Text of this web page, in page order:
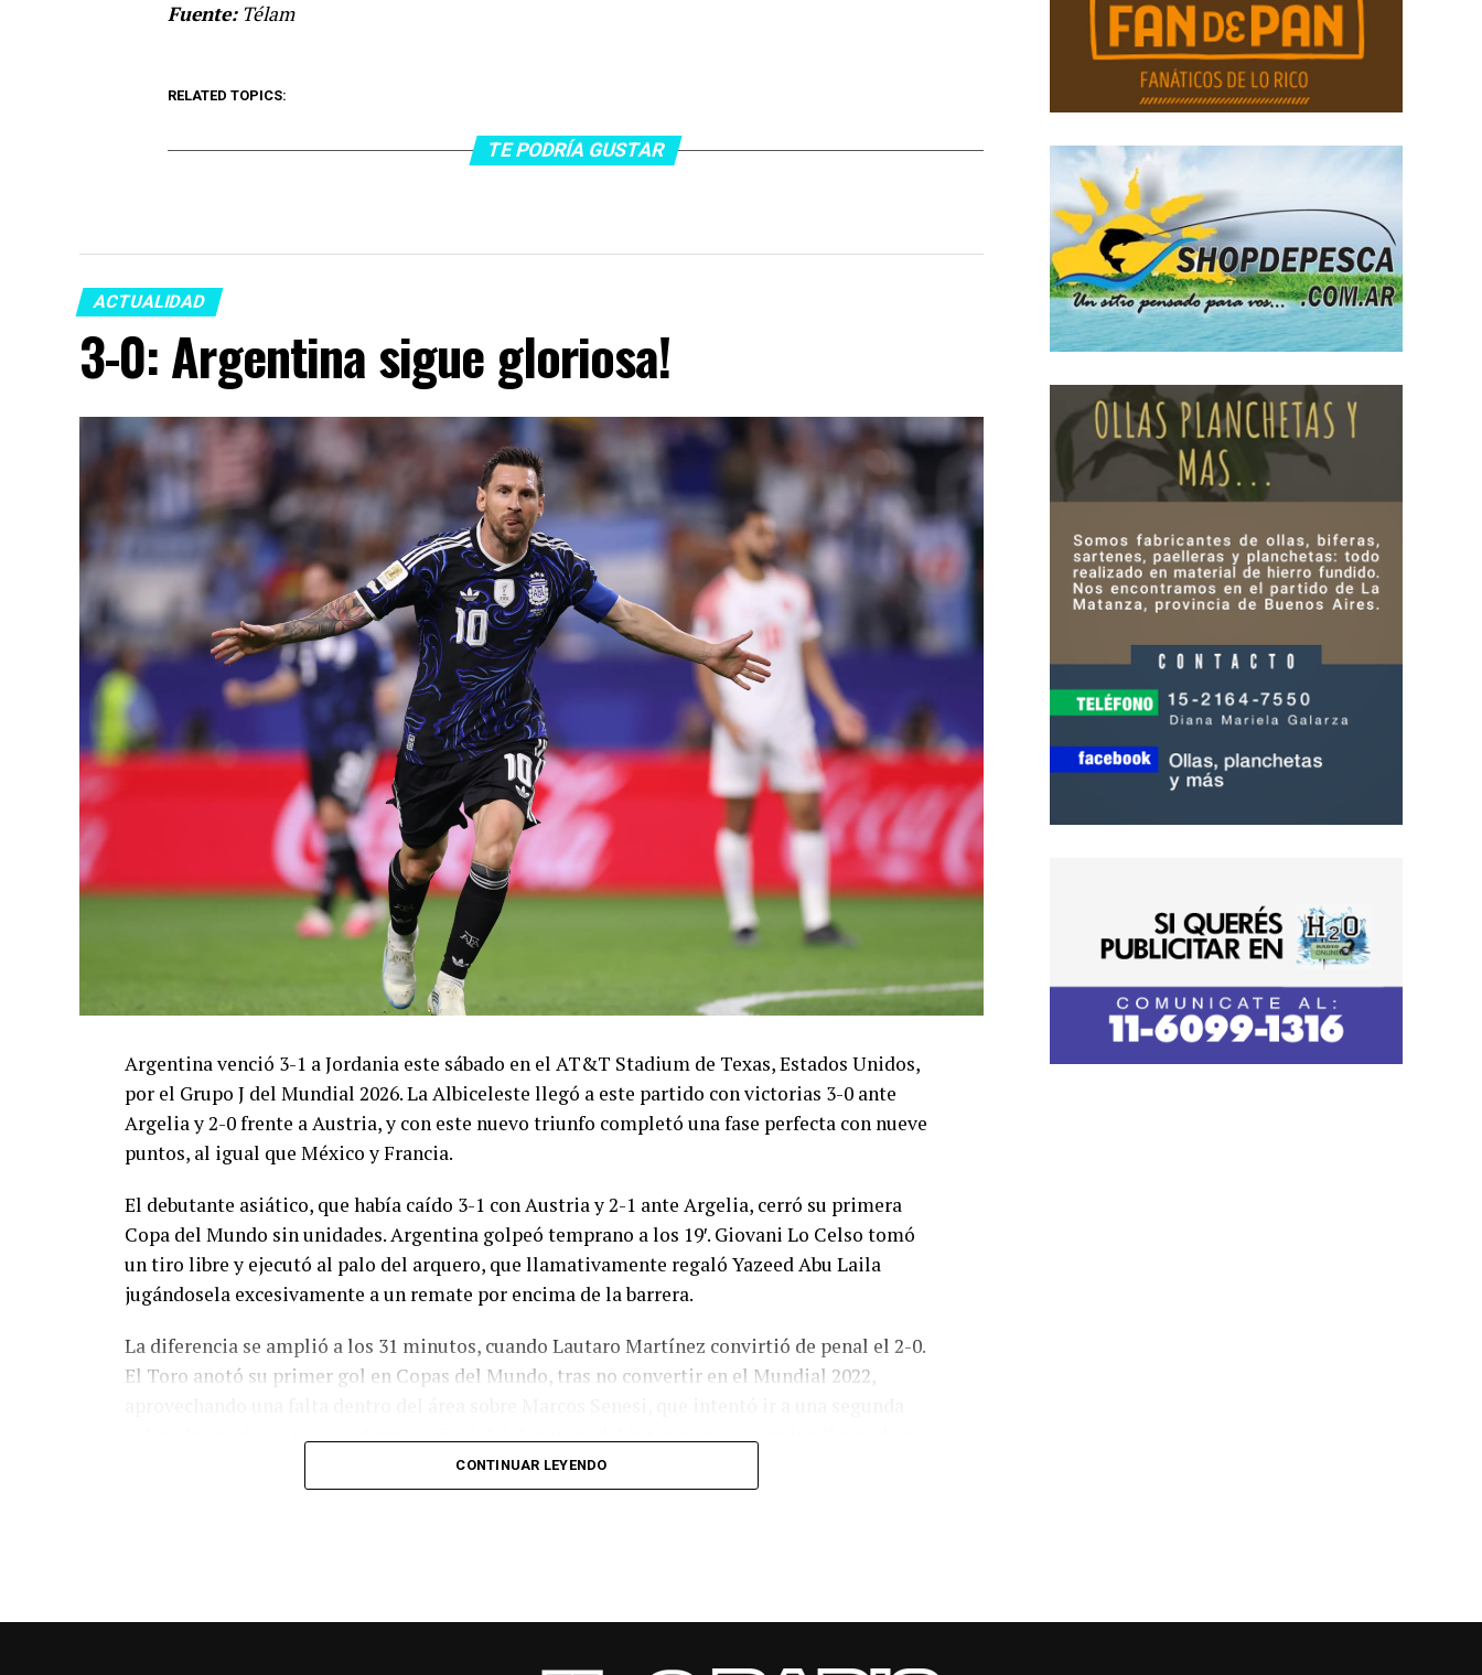
Fuente:Télam
RELATED TOPICS:
TE PODRÍA GUSTAR
ACTUALIDAD
3-0: Argentina sigue gloriosa!
Argentina venció 3-1 a Jordania este sábado en el AT&T Stadium de Texas, Estados Unidos,
por el Grupo J del Mundial 2026. La Albiceleste llegó a este partido con victorias 3-0 ante
Argelia y 2-0 frente a Austria, y con este nuevo triunfo completó una fase perfecta con nueve
puntos, al igual que México y Francia.
El debutante asiático, que había caído 3-1 con Austria y 2-1 ante Argelia, cerró su primera
Copa del Mundo sin unidades. Argentina golpeó temprano a los 19′. Giovani Lo Celso tomó
un tiro libre y ejecutó al palo del arquero, que llamativamente regaló Yazeed Abu Laila
jugándosela excesivamente a un remate por encima de la barrera.
La diferencia se amplió a los 31 minutos, cuando Lautaro Martínez convirtió de penal el 2-0.
El Toro anotó su primer gol en Copas del Mundo, tras no convertir en el Mundial 2022,
pelota luego de un tiro en el travesaño del delanatero del Inter, pero se terminó llevando una
CONTINUAR LEYENDO